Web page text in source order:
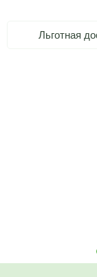
Льготная